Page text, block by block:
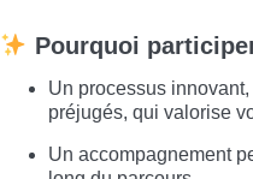
Pourquoi
Un processus
préjugés, qui valorise
Un accompagnement